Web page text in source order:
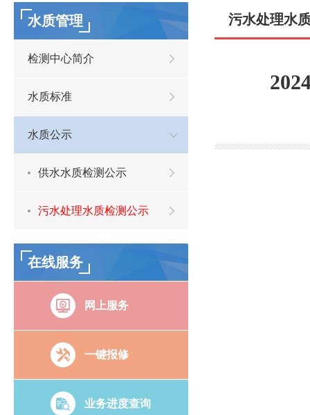
污水处理水
水质管理
检测中心简介
水质标准
水质公示
供水水质检测公示
污水处理水质检测公示
在线服务
网上服务
一键报修
业务进度查询